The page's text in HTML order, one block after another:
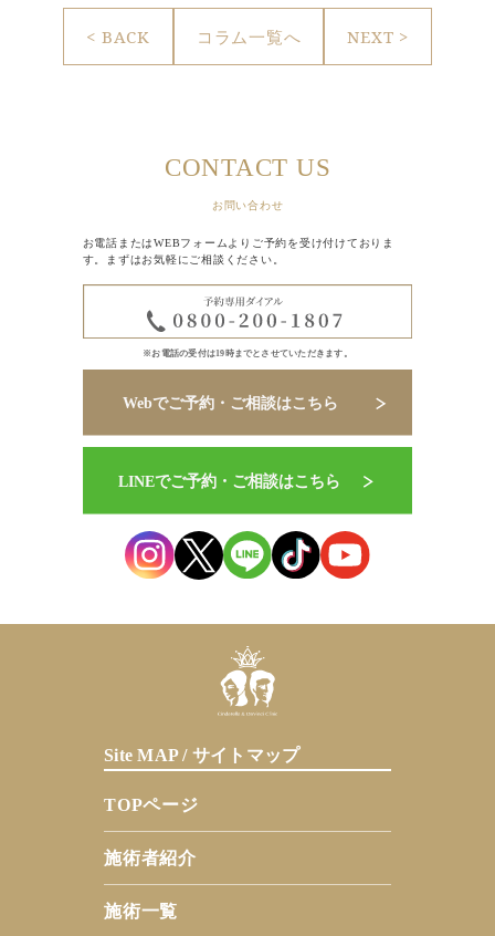
< BACK コラム一覧へ NEXT >
CONTACT US
お問い合わせ
お電話またはWEBフォームよりご予約を受け付けておりま
す。まずはお気軽にご相談ください。
※お電話の受付は19時までとさせていただきます。
Site MAP / サイトマップ
TOPページ
施術者紹介
施術一覧